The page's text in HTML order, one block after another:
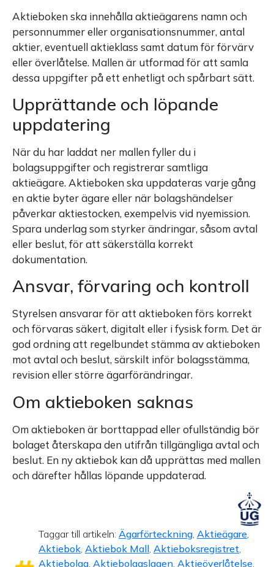
Aktieboken ska innehålla aktieägarens namn och
personnummer eller organisationsnummer, antal
aktier, eventuell aktieklass samt datum för förvärv
eller överlåtelse. Mallen är utformad för att samla
dessa uppgifter på ett enhetligt och spårbart sätt.
Upprättande och löpande
uppdatering
När du har laddat ner mallen fyller du i
bolagsuppgifter och registrerar samtliga
aktieägare. Aktieboken ska uppdateras varje gång
en aktie byter ägare eller när bolagshändelser
påverkar aktiestocken, exempelvis vid nyemission.
Spara underlag som styrker ändringar, såsom avtal
eller beslut, för att säkerställa korrekt
dokumentation.
Ansvar, förvaring och kontroll
Styrelsen ansvarar för att aktieboken förs korrekt
och förvaras säkert, digitalt eller i fysisk form. Det är
god ordning att regelbundet stämma av aktieboken
mot avtal och beslut, särskilt inför bolagsstämma,
revision eller större ägarförändringar.
Om aktieboken saknas
Om aktieboken är borttappad eller ofullständig bör
bolaget återskapa den utifrån tillgängliga avtal och
beslut. En ny aktiebok kan då upprättas med mallen
och därefter hållas löpande uppdaterad.
Taggar till artikeln: Ägarförteckning, Aktieägare,
Aktiebok, Aktiebok Mall, Aktieboksregistret,
Aktiebolag, Aktiebolagslagen, Aktieöverlåtelse,